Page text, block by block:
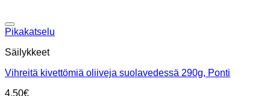
Pikakatselu
Säilykkeet
Vihreitä kivettömiä oliiveja suolavedessä 290g, Ponti
4.50€